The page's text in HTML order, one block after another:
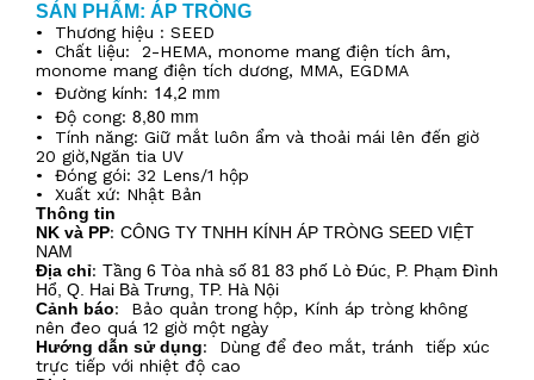
SẢN PHẨM: ÁP TRÒNG
• Thương hiệu : SEED
• Chất liệu: 2-HEMA, monome mang điện tích âm,
monome mang điện tích dương, MMA, EGDMA
• Đường kính: 14,2 mm
• Độ cong: 8,80 mm
• Tính năng: Giữ mắt luôn ẩm và thoải mái lên đến giờ
20 giờ,Ngăn tia UV
• Đóng gói: 32 Lens/1 hộp
• Xuất xứ: Nhật Bản
Thông tin
NK và PP: CÔNG TY TNHH KÍNH ÁP TRÒNG SEED VIỆT
NAM
Địa chỉ: Tầng 6 Tòa nhà số 81 83 phố Lò Đúc, P. Phạm Đình
Hổ, Q. Hai Bà Trưng, TP. Hà Nội
Cảnh báo: Bảo quản trong hộp, Kính áp tròng không
nên đeo quá 12 giờ một ngày
Hướng dẫn sử dụng: Dùng để đeo mắt, tránh tiếp xúc
trực tiếp với nhiệt độ cao